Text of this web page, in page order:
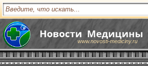
www.novosti-mediciny.ru